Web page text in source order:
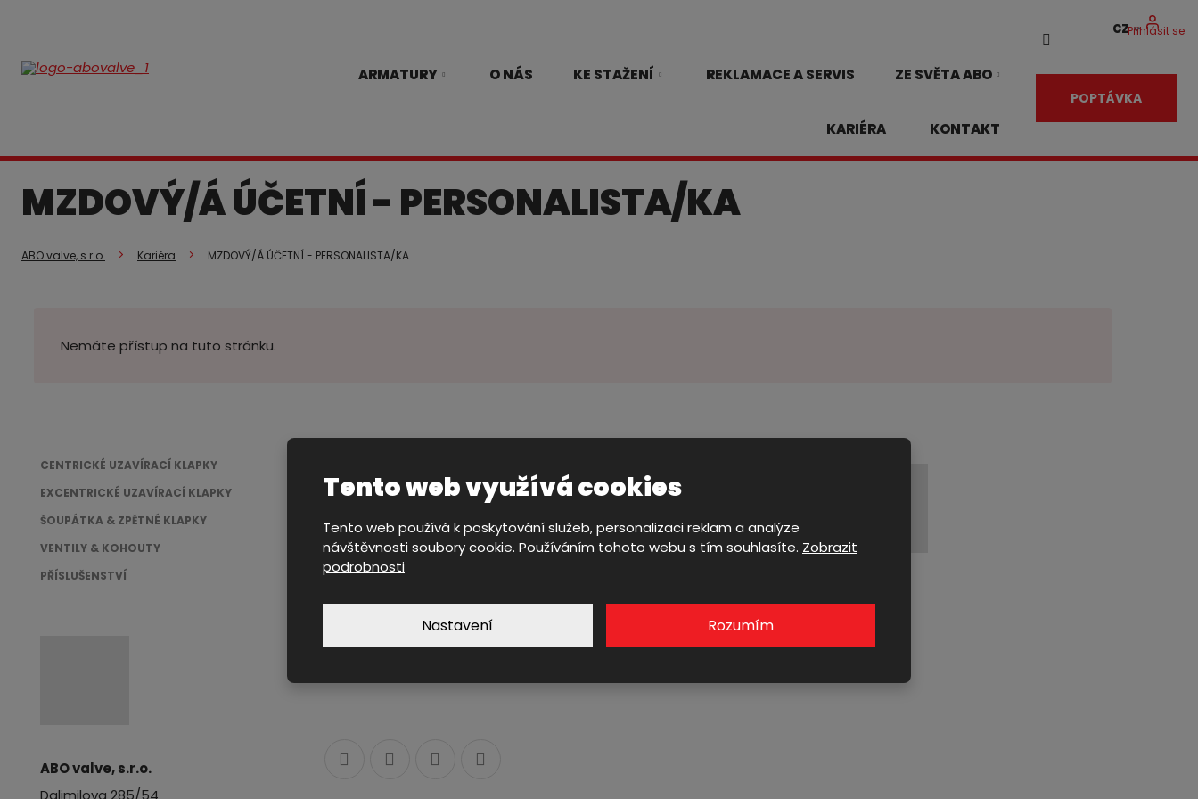
ARMATURY O NÁS KE STAŽENÍ REKLAMACE A SERVIS ZE SVĚTA ABO
KARIÉRA KONTAKT
Vyhledávání
CZPřihlásit se
POPTÁVKA
MZDOVÝ/Á ÚČETNÍ - PERSONALISTA/KA
ABO valve, s.r.o. Kariéra MZDOVÝ/Á ÚČETNÍ - PERSONALISTA/KA
Nemáte přístup na tuto stránku.
CENTRICKÉ UZAVÍRACÍ KLAPKY
EXCENTRICKÉ UZAVÍRACÍ KLAPKY
ŠOUPÁTKA & ZPĚTNÉ KLAPKY
VENTILY & KOHOUTY
PŘÍSLUŠENSTVÍ
ABO valve, s.r.o.
Dalimilova 285/54
Tento web využívá cookies
Tento web používá k poskytování služeb, personalizaci reklam a analýze
návštěvnosti soubory cookie. Používáním tohoto webu s tím souhlasíte. Zobrazit
podrobnosti
Nastavení Rozumím